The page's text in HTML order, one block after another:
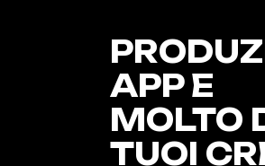
APP E
MOLTO
TUOI